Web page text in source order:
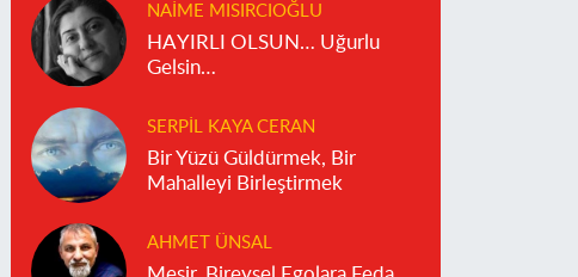
NAIME MISIRCIOĞLU
HAYIRLI OLSUN… Uğurlu
Gelsin…
SERPIL KAYA CERAN
Bir Yüzü Güldürmek, Bir
Mahalleyi Birleştirmek
AHMET ÜNSAL